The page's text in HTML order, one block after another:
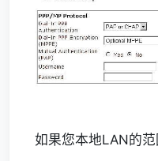
如果您本地LAN的